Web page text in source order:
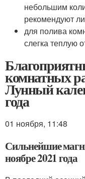
небольшим
рекомендуют
для полива
слегка теплую
комнатных
Лунный
года
01 ноября, 11:48
Сильнейшие
ноябре 2021 года